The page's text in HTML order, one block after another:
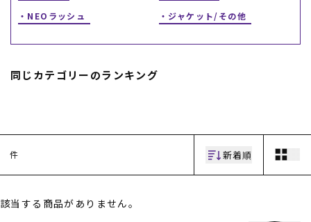
ムラサキスポーツ 公式アプリ
NEOラッシュ
ジャケット/その他
同じカテゴリーのランキング
件 新着順
該当する商品がありません。